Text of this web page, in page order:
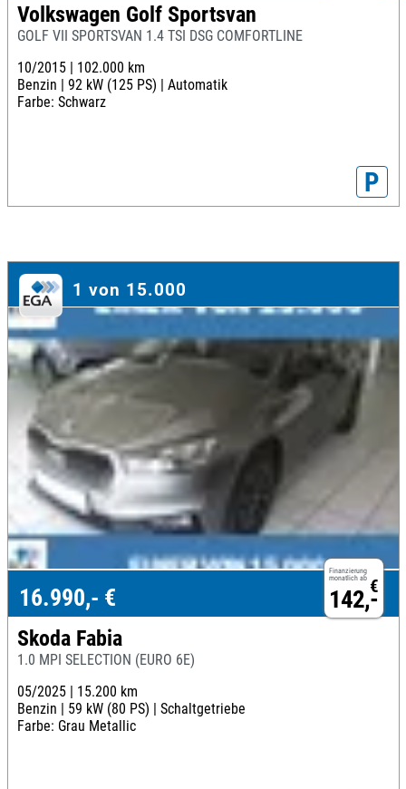
Volkswagen Golf Sportsvan
GOLF VII SPORTSVAN 1.4 TSI DSG COMFORTLINE
10/2015 | 102.000 km
Benzin | 92 kW (125 PS) | Automatik
Farbe: Schwarz
P
1 von 15.000
Finanzierung
monatlich ab €
142,-
16.990,- €
Skoda Fabia
1.0 MPI SELECTION (EURO 6E)
05/2025 | 15.200 km
Benzin | 59 kW (80 PS) | Schaltgetriebe
Farbe: Grau Metallic